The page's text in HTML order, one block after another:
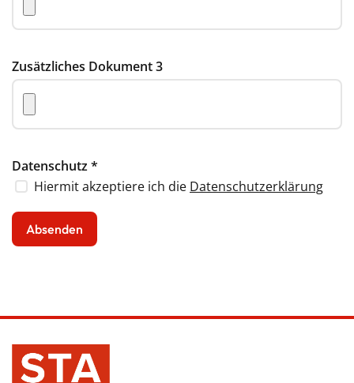
Zusätzliches Dokument 3
Datenschutz*
Hiermit akzeptiere ich die Datenschutzerklärung